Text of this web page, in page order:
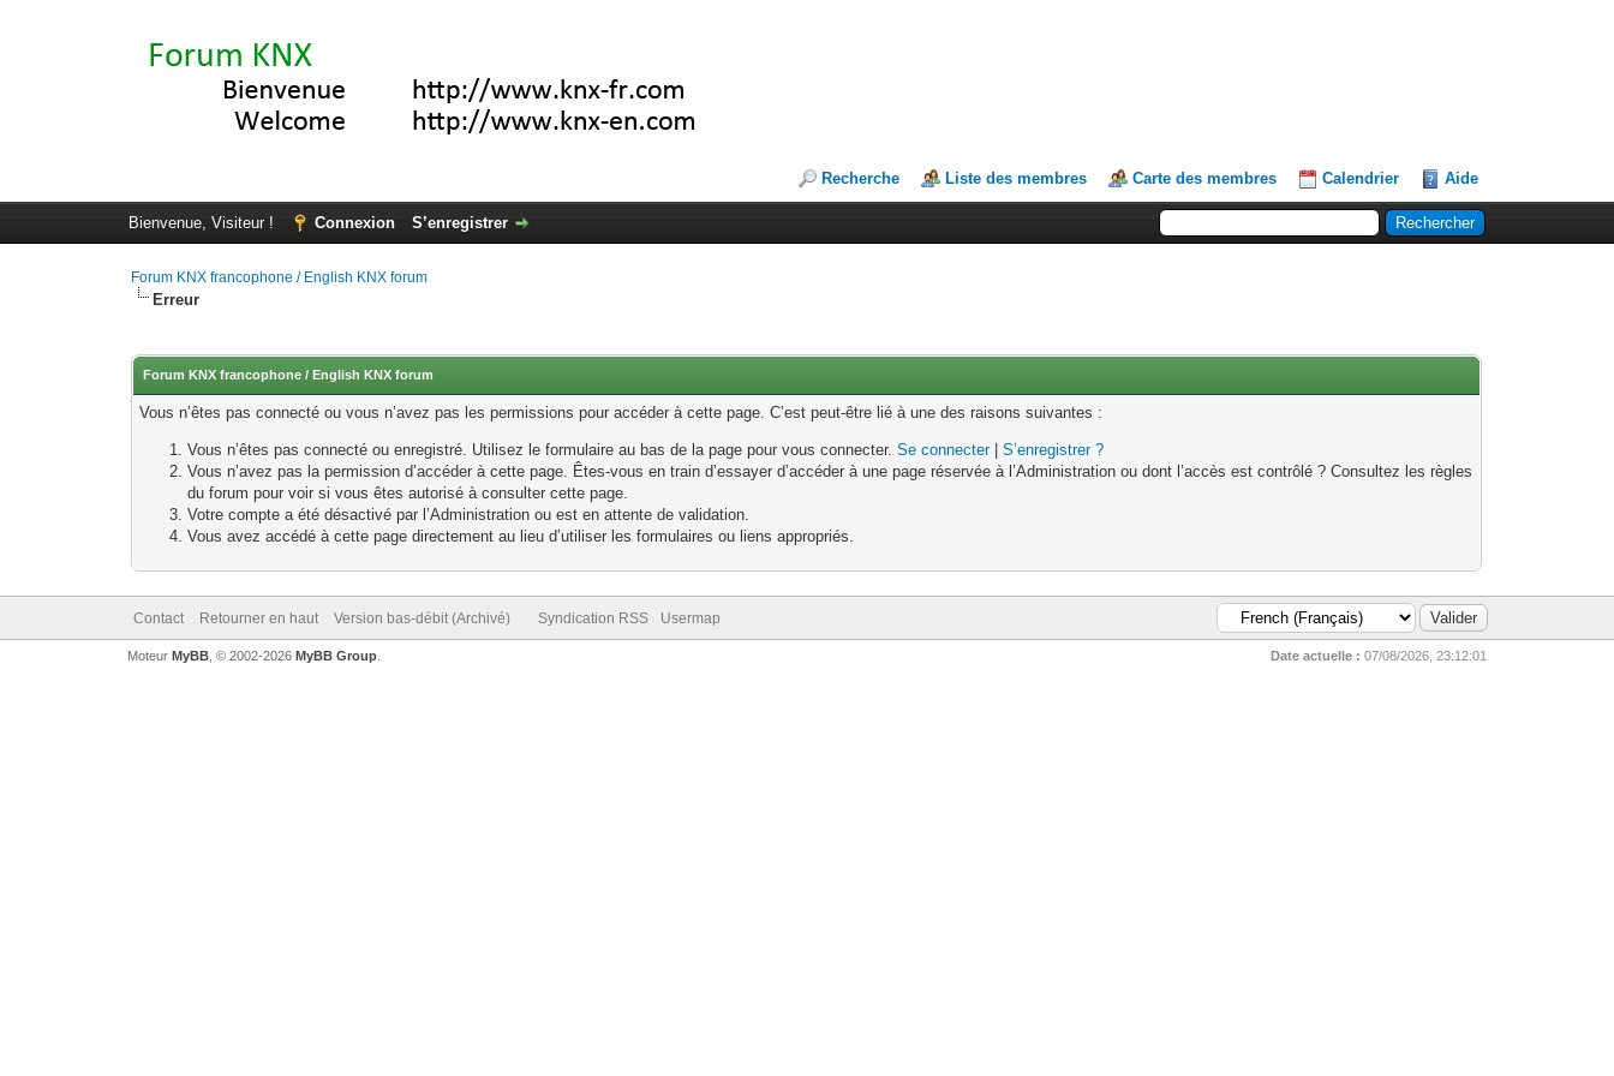
Recherche Liste des membres Carte des membres Calendrier Aide
Bienvenue, Visiteur ! Connexion S’enregistrer
Forum KNX francophone / English KNX forum
Erreur
Forum KNX francophone / English KNX forum
Vous n’êtes pas connecté ou vous n’avez pas les permissions pour accéder à cette page. C’est peut-être lié à une des raisons suivantes :
Vous n’êtes pas connecté ou enregistré. Utilisez le formulaire au bas de la page pour vous connecter.Se connecter|S’enregistrer ?
Vous n’avez pas la permission d’accéder à cette page. Êtes-vous en train d’essayer d’accéder à une page réservée à l’Administration ou dont l’accès est contrôlé ? Consultez les règles
du forum pour voir si vous êtes autorisé à consulter cette page.
Votre compte a été désactivé par l’Administration ou est en attente de validation.
Vous avez accédé à cette page directement au lieu d’utiliser les formulaires ou liens appropriés.
Contact Retourner en haut Version bas-débit (Archivé) Syndication RSS Usermap
Date actuelle : 07/08/2026, 23:12:01
Moteur MyBB, © 2002-2026 MyBB Group.